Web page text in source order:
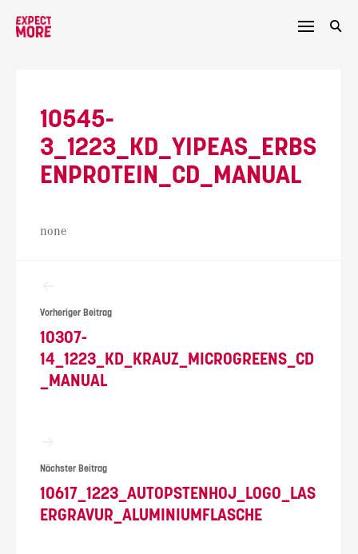
10545-
3_1223_KD_YIPEAS_ERBS
ENPROTEIN_CD_MANUAL
none
Vorheriger Beitrag
10307-
14_1223_KD_KRAUZ_MICROGREENS_CD
_MANUAL
Nächster Beitrag
10617_1223_AUTOPSTENHOJ_LOGO_LAS
ERGRAVUR_ALUMINIUMFLASCHE